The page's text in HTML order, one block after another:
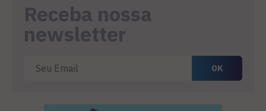
Receba nossa
newsletter